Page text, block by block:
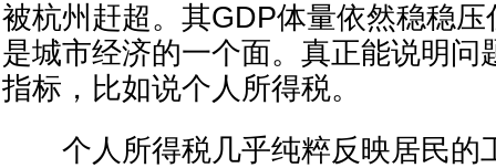
被杭州赶超。其GDP体量依然稳稳
是城市经济的一个面。真正能说明问
指标，比如说个人所得税。
个人所得税几乎纯粹反映居民的